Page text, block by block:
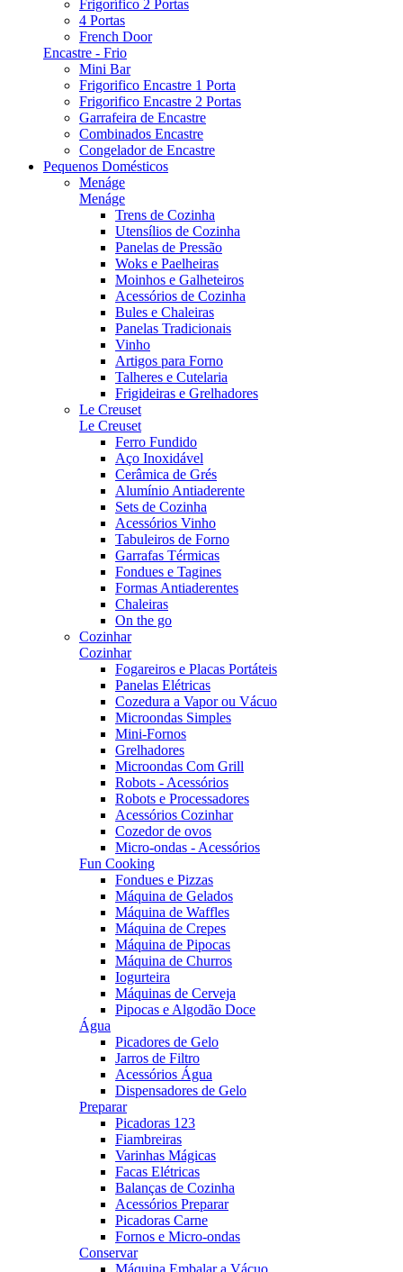
Frigorífico 2 Portas
4 Portas
French Door
Encastre - Frio
Mini Bar
Frigorifico Encastre 1 Porta
Frigorifico Encastre 2 Portas
Garrafeira de Encastre
Combinados Encastre
Congelador de Encastre
Pequenos Domésticos
Menáge
Menáge
Trens de Cozinha
Utensílios de Cozinha
Panelas de Pressão
Woks e Paelheiras
Moinhos e Galheteiros
Acessórios de Cozinha
Bules e Chaleiras
Panelas Tradicionais
Vinho
Artigos para Forno
Talheres e Cutelaria
Frigideiras e Grelhadores
Le Creuset
Le Creuset
Ferro Fundido
Aço Inoxidável
Cerâmica de Grés
Alumínio Antiaderente
Sets de Cozinha
Acessórios Vinho
Tabuleiros de Forno
Garrafas Térmicas
Fondues e Tagines
Formas Antiaderentes
Chaleiras
On the go
Cozinhar
Cozinhar
Fogareiros e Placas Portáteis
Panelas Elétricas
Cozedura a Vapor ou Vácuo
Microondas Simples
Mini-Fornos
Grelhadores
Microondas Com Grill
Robots - Acessórios
Robots e Processadores
Acessórios Cozinhar
Cozedor de ovos
Micro-ondas - Acessórios
Fun Cooking
Fondues e Pizzas
Máquina de Gelados
Máquina de Waffles
Máquina de Crepes
Máquina de Pipocas
Máquina de Churros
Iogurteira
Máquinas de Cerveja
Pipocas e Algodão Doce
Água
Picadores de Gelo
Jarros de Filtro
Acessórios Água
Dispensadores de Gelo
Preparar
Picadoras 123
Fiambreiras
Varinhas Mágicas
Facas Elétricas
Balanças de Cozinha
Acessórios Preparar
Picadoras Carne
Fornos e Micro-ondas
Conservar
Máquina Embalar a Vácuo